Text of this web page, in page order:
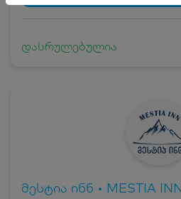
კვება
დასრულებულია
მესტია ინნ • MESTIA